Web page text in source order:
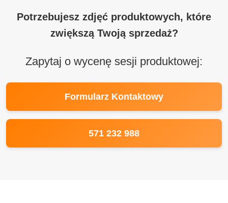
Potrzebujesz zdjęć produktowych, które
zwiększą Twoją sprzedaż?
Zapytaj o wycenę sesji produktowej:
Formularz Kontaktowy
571 232 988